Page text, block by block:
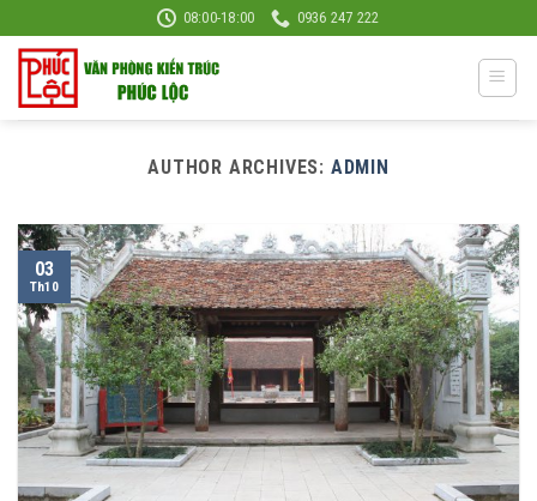
to
content
08:00-18:00 0936 247 222
AUTHOR ARCHIVES: ADMIN
03
Th10